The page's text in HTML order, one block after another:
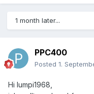
1 month later...
PPC400
Posted 1.
Hi lumpi1968,